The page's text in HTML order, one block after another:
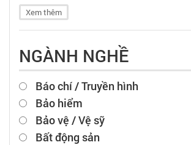
Xem thêm
NGÀNH NGHỀ
Báo chí / Truyền hình
Bảo hiểm
Bảo vệ / Vệ sỹ
Bất động sản